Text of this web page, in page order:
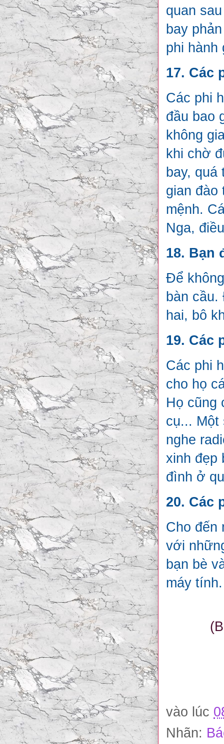
quan
bay
phi hành
17. Các
Các phi
đầu bao
không
khi chờ
bay,
gian đào
mệnh.
Nga,
18. Bạn
Để
bàn
hai, bô
19. Các
Các phi
cho họ
Họ cũng
cụ... Một
nghe
xinh đẹp
đình ở
20. Các
Cho đến
với
bạn bè
máy tính.
vào lúc
Nhãn: